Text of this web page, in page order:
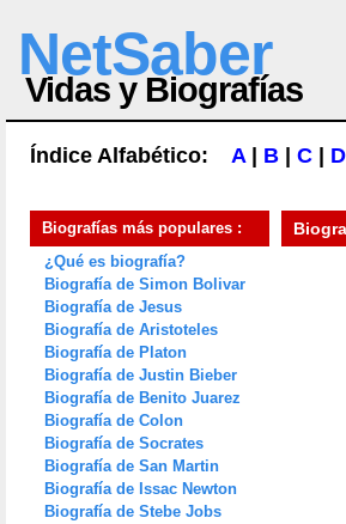
NetSaber
Vidas y Biografías
Índice Alfabético: A| B C D
Biografías más populares :
¿Qué es biografía?
Biografía de Simon Bolivar
Biografía de Jesus
Biografía de Aristoteles
Biografía de Platon
Biografía de Justin Bieber
Biografía de Benito Juarez
Biografía de Colon
Biografía de Socrates
Biografía de San Martin
Biografía de Issac Newton
Biografía de Stebe Jobs